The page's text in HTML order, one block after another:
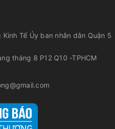
Tế Ủy ban nhân dân Quận 5
tháng 8 P12 Q10 -TPHCM